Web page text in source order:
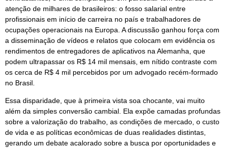
atenção de milhares de brasileiros: o fosso salarial entre
profissionais em início de carreira no país e trabalhadores de
ocupações operacionais na Europa. A discussão ganhou força com
a disseminação de vídeos e relatos que colocam em evidência os
rendimentos de entregadores de aplicativos na Alemanha, que
podem ultrapassar os R$ 14 mil mensais, em nítido contraste com
os cerca de R$ 4 mil percebidos por um advogado recém-formado
no Brasil.
Essa disparidade, que à primeira vista soa chocante, vai muito
além da simples conversão cambial. Ela expõe camadas profundas
sobre a valorização do trabalho, as condições de mercado, o custo
de vida e as políticas econômicas de duas realidades distintas,
gerando um debate acalorado sobre a busca por oportunidades e